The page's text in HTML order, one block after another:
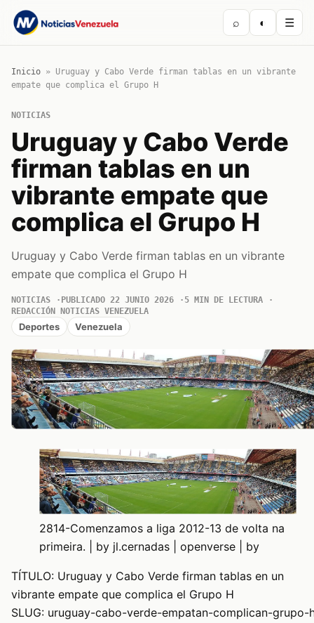
⌕ ◐ ☰
Inicio » Uruguay y Cabo Verde firman tablas en un vibrante
empate que complica el Grupo H
NOTICIAS
Uruguay y Cabo Verde
firman tablas en un
vibrante empate que
complica el Grupo H
Uruguay y Cabo Verde firman tablas en un vibrante
empate que complica el Grupo H
NOTICIAS PUBLICADO 22 JUNIO 2026
5 MIN DE LECTURA
REDACCIÓN NOTICIAS VENEZUELA
Deportes Venezuela
2814-Comenzamos a liga 2012-13 de volta na
primeira. | by jl.cernadas | openverse | by
TÍTULO: Uruguay y Cabo Verde firman tablas en un
vibrante empate que complica el Grupo H
SLUG: uruguay-cabo-verde-empatan-complican-grupo-